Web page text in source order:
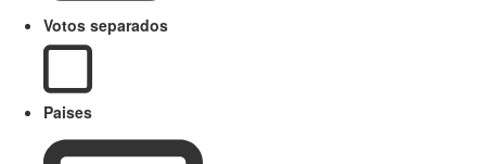
Votos separados
Paises